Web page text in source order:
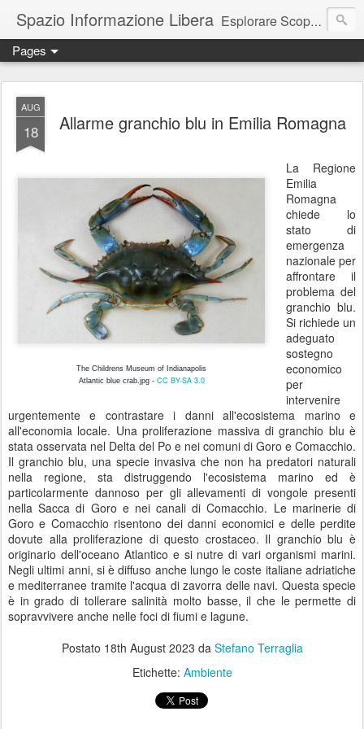
Spazio Informazione Libera Esplorare Scoprire Creare
Escursioni, viaggi, arte, tecnologia, attualità
Pages
AUG
18 Allarme granchio blu in Emilia Romagna
The Childrens Museum of Indianapolis
Atlantic blue crab.jpg - CC BY-SA 3.0
La Regione
Emilia
Romagna
chiede lo
stato di
emergenza
nazionale per
affrontare il
problema del
granchio blu.
Si richiede un
adeguato
sostegno
economico
per
intervenire
urgentemente e contrastare i danni all'ecosistema marino e
all'economia locale. Una proliferazione massiva di granchio blu è
stata osservata nel Delta del Po e nei comuni di Goro e Comacchio.
Il granchio blu, una specie invasiva che non ha predatori naturali
nella regione, sta distruggendo l'ecosistema marino ed è
particolarmente dannoso per gli allevamenti di vongole presenti
nella Sacca di Goro e nei canali di Comacchio. Le marinerie di
Goro e Comacchio risentono dei danni economici e delle perdite
dovute alla proliferazione di questo crostaceo. Il granchio blu è
originario dell'oceano Atlantico e si nutre di vari organismi marini.
Negli ultimi anni, si è diffuso anche lungo le coste italiane adriatiche
e mediterranee tramite l'acqua di zavorra delle navi. Questa specie
è in grado di tollerare salinità molto basse, il che le permette di
sopravvivere anche nelle foci di fiumi e lagune.
Postato 18th August 2023 da Stefano Terraglia
Etichette: Ambiente